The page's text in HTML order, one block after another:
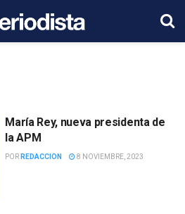
María Rey, nueva presidenta de
la APM
POR REDACCION 8 NOVIEMBRE, 2023